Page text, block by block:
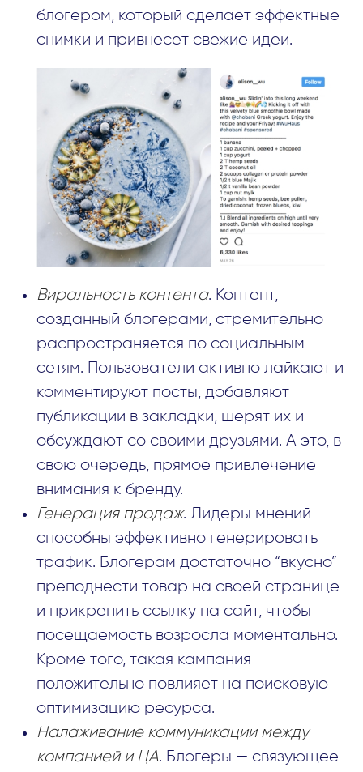
блогером, который сделает эффектные
снимки и привнесет свежие идеи.
Виральность контента. Контент,
созданный блогерами, стремительно
распространяется по социальным
сетям. Пользователи активно лайкают и
комментируют посты, добавляют
публикации в закладки, шерят их и
обсуждают со своими друзьями. А это, в
свою очередь, прямое привлечение
внимания к бренду.
Генерация продаж. Лидеры мнений
способны эффективно генерировать
трафик. Блогерам достаточно “вкусно”
преподнести товар на своей странице
и прикрепить ссылку на сайт, чтобы
посещаемость возросла моментально.
Кроме того, такая кампания
положительно повлияет на поисковую
оптимизацию ресурса.
Налаживание коммуникации между
компанией и ЦА. Блогеры — связующее